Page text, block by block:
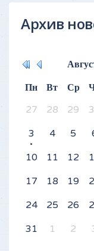
Архив
Пн
Вт Ср
27
28 29
3
4 5
10
11 12
17
18 19
24
25 26
31
1 2